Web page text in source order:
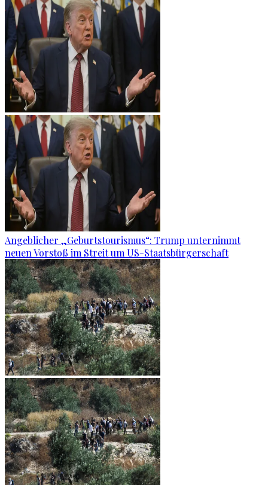
Angeblicher „Geburtstourismus“: Trump unternimmt
neuen Vorstoß im Streit um US-Staatsbürgerschaft